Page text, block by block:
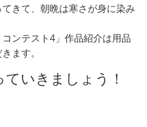
きて、朝晩は寒さが身に染み
ンテスト4」作品紹介は用品
ます。
いきましょう！